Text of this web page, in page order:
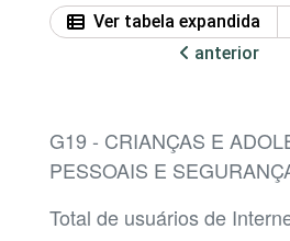
Ver tabela expandida
anterior
G19 - CRIANÇAS E
PESSOAIS E
Total de usuários de